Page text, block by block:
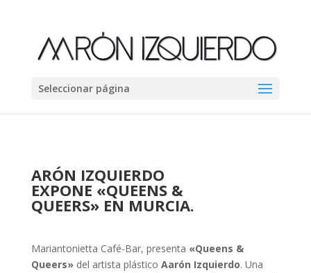
Seleccionar página
ARÓN IZQUIERDO
EXPONE «QUEENS &
QUEERS» EN MURCIA.
Mariantonietta Café-Bar, presenta «Queens &
Queers»del artista plástico Aarón Izquierdo. Una